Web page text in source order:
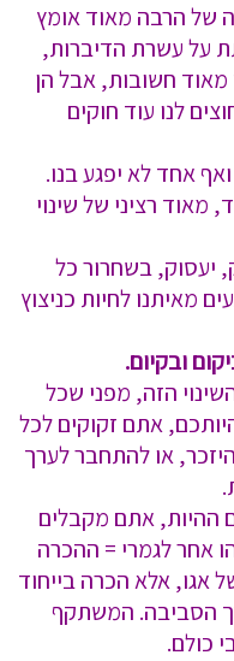
של הרבה מאוד אומץ
על עשרת הדיברות,
מאוד חשובות, אבל הן
לנו עוד חוקים
אחד לא יפגע בנו.
רציני של שינוי
יעסוק, בשחרור כל
מאיתנו לחיות כניצוץ
ובקיום.
הזה, מפני שכל
אתם זקוקים לכל
או להתחבר לערך
ההיות, אתם מקבלים
אחר לגמרי = ההכרה
אגו, אלא הכרה בייחוד
הסביבה. המשתקף
כולם.